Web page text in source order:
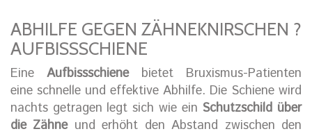
ABHILFE GEGEN ZÄHNEKNIRSCHEN ?
AUFBISSSCHIENE
Eine Aufbissschienebietet Bruxismus-Patienten
eine schnelle und effektive Abhilfe. Die Schiene wird
nachts getragen legt sich wie ein Schutzschild über
die Zähneund erhöht den Abstand zwischen den